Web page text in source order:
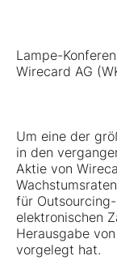
Lampe-
Wirecard AG
Um eine der
in den
Aktie von
für
elektronischen
Herausgabe
vorgelegt hat.